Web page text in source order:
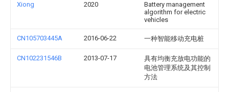
Xiong 2020
Battery management
algorithm for electric
vehicles
CN105703445A 2016-06-22 一种智能移动充电桩
CN102231546B 2013-07-17
具有均衡充放电功能的
电池管理系统及其控制
方法